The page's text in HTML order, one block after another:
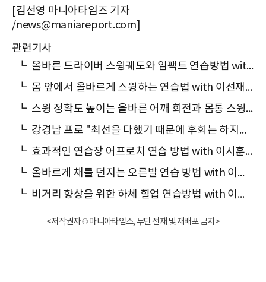
[김선영 마니아타임즈 기자
/news@maniareport.com]
관련기사
┗
올바른 드라이버 스윙궤도와 임팩트 연습방법 with 이선재 프로
┗
몸 앞에서 올바르게 스윙하는 연습법 with 이선재 프로
┗
스윙 정확도 높이는 올바른 어깨 회전과 몸통 스윙 with 이선재 프로
┗
강경남 프로 "최선을 다했기 때문에 후회는 하지않아요"
┗
효과적인 연습장 어프로치 연습 방법 with 이시훈 투어 프로
┗
올바르게 채를 던지는 오른발 연습 방법 with 이시훈 투어 프로
┗
비거리 향상을 위한 하체 힐업 연습방법 with 이시훈 투어 프로
<저작권자 © 마니아타임즈, 무단 전재 및 재배포 금지>